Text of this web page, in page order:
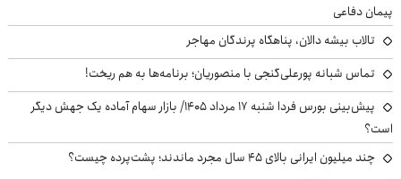
پیمان دفاعی
تالاب بیشه دالان، پناهگاه پرندگان مهاجر
تماس شبانه پورعلی‌گنجی با منصوریان؛ برنامه‌ها به هم ریخت!
پیش‌بینی بورس فردا شنبه ۱۷ مرداد ۱۴۰۵/ بازار سهام آماده یک جهش دیگر
است؟
چند میلیون ایرانی بالای ۴۵ سال مجرد ماندند؛ پشت‌پرده چیست؟